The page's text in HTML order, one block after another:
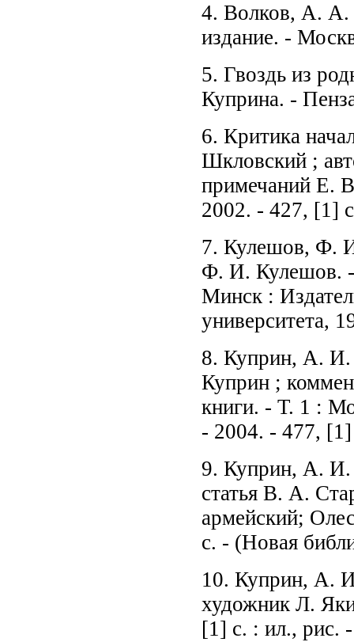
4. Волков, А. А.
издание. -
5. Гвоздь из
Куприна. -
6. Критика
Шкловский ;
примечаний Е.
2002. - 427, [1]
7. Кулешов, Ф.
Ф. И. Кулешов. -
Минск :
университета,
8. Куприн, А. И.
Куприн ;
книги. - Т. 1 :
- 2004. - 477, [1]
9. Куприн, А. И.
статья В. А.
армейский;
с. - (Новая
10. Куприн, А.
художник Л.
[1] с. : ил., рис.